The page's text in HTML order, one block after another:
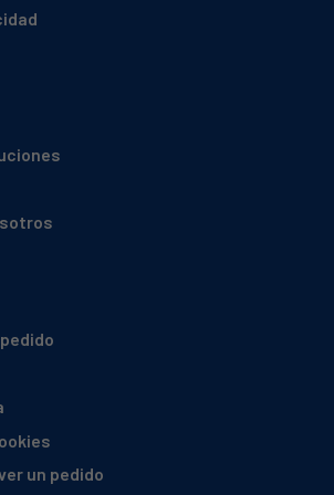
201
W
(ZIM 608 EC)
un pedido